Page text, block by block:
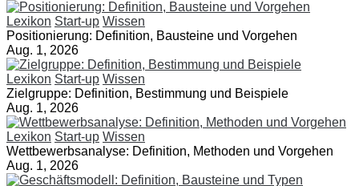
Lexikon Start-up Wissen
Positionierung: Definition, Bausteine und Vorgehen
Aug. 1, 2026
Lexikon Start-up Wissen
Zielgruppe: Definition, Bestimmung und Beispiele
Aug. 1, 2026
Lexikon Start-up Wissen
Wettbewerbsanalyse: Definition, Methoden und Vorgehen
Aug. 1, 2026